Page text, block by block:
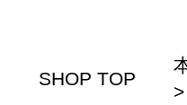
SHOP TOP
>